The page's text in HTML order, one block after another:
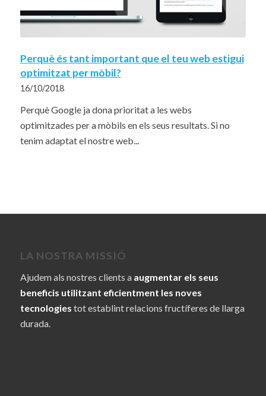
Perquè és tant important que el teu web estigui
optimitzat per mòbil?
16/10/2018
Perquè Google ja dona prioritat a les webs
optimitzades per a mòbils en els seus resultats. Si no
tenim adaptat el nostre web...
LA NOSTRA MISSIÓ
Ajudem als nostres clients a augmentar els seus
beneficis utilitzant eficientment les noves
tecnologies tot establint relacions fructíferes de llarga
durada.